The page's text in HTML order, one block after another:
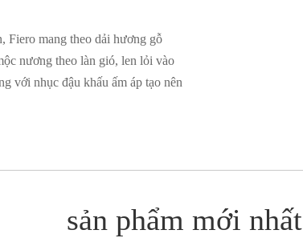
Fiero mang theo dải hương gỗ
nương theo làn gió, len lỏi vào
với nhục đậu khấu ấm áp tạo nên
sản phẩm mới nhất